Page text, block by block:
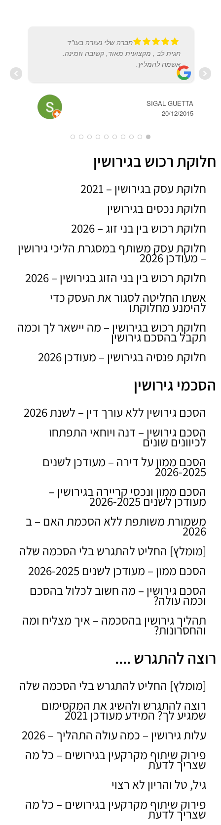
חברה שלי נעזרה בעו"ד
חגית לב , מקצועית מאוד, קשובה וזמינה.
אשמח להמליץ.
SIGAL GUETTA
20/12/2015
חלוקת רכוש בגירושין
חלוקת עסק בגירושין – 2021
חלוקת נכסים בגירושין
חלוקת רכוש בין בני זוג – 2026
חלוקת עסק משותף במסגרת הליכי גירושין
– מעודכן 2026
חלוקת רכוש בין בני הזוג בגירושין – 2026
אשתו החליטה לסגור את העסק כדי
להימנע מחלוקתו
חלוקת רכוש בגירושין – מה יישאר לך וכמה
תקבל בהסכם גירושין
חלוקת פנסיה בגירושין – מעודכן 2026
הסכמי גירושין
הסכם גירושין ללא עורך דין – לשנת 2026
הסכם גירושין – דנה ויוחאי התפתחו
לכיוונים שונים
הסכם ממון על דירה – מעודכן לשנים
2026-2025
הסכם ממון ונכסי קריירה בגירושין –
מעודכן לשנים 2026-2025
משמורת משותפת ללא הסכמת האם – ב
2026
[מומלץ] החליט להתגרש בלי הסכמה שלה
הסכם ממון – מעודכן לשנים 2026-2025
הסכם גירושין – מה חשוב לכלול בהסכם
וכמה עולה?
תהליך גירושין בהסכמה – איך מצליח ומה
והחסרונות?
רוצה להתגרש ....
[מומלץ] החליט להתגרש בלי הסכמה שלה
רוצה להתגרש ולהשיג את המקסימום
שמגיע לך? המידע מעודכן 2021
עלות גירושין – כמה עולה התהליך – 2026
פירוק שיתוף מקרקעין בגירושים – כל מה
שצריך לדעת
גיל, טל והריון לא רצוי
פירוק שיתוף מקרקעין בגירושים – כל מה
שצריך לדעת